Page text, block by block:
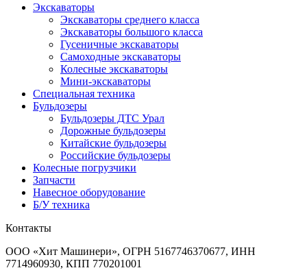
Экскаваторы
Экскаваторы среднего класса
Экскаваторы большого класса
Гусеничные экскаваторы
Самоходные экскаваторы
Колесные экскаваторы
Мини-экскаваторы
Специальная техника
Бульдозеры
Бульдозеры ДТС Урал
Дорожные бульдозеры
Китайские бульдозеры
Российские бульдозеры
Колесные погрузчики
Запчасти
Навесное оборудование
Б/У техника
Контакты
ООО «Хит Машинери», ОГРН 5167746370677, ИНН
7714960930, КПП 770201001